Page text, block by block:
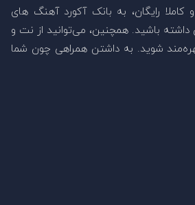
کاملا رایگان، به بانک آکورد آهنگ های
داشته باشید. همچنین، می‌توانید از نت و
شوید. به داشتن همراهی چون شما